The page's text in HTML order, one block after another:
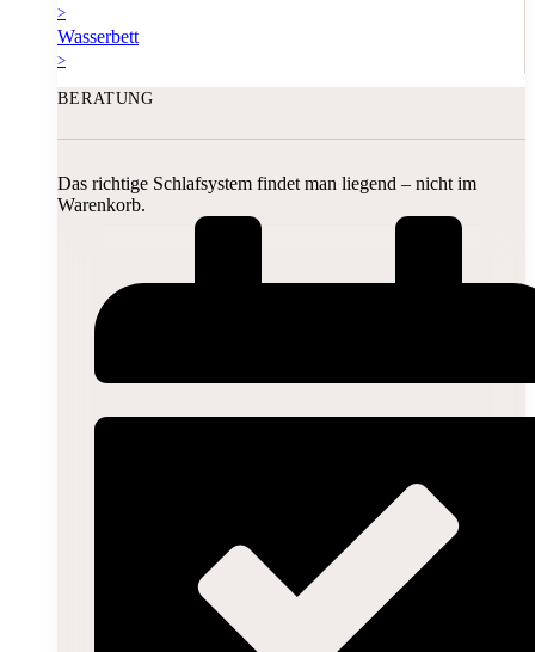
>
Wasserbett
>
BERATUNG
Das richtige Schlafsystem findet man liegend – nicht im
Warenkorb.